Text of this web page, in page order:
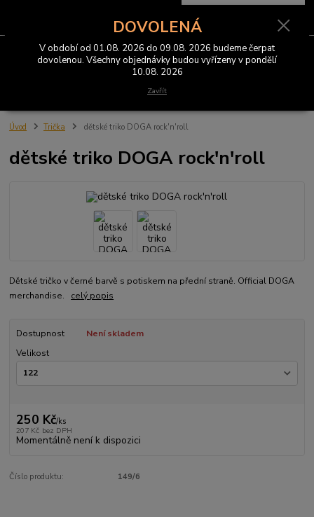
Menu
0 Kč
Úvod Trička dětské triko DOGA rock'n'roll
dětské triko DOGA rock'n'roll
Dětské tričko v černé barvě s potiskem na přední straně. Official DOGA
merchandise. celý popis
Dostupnost
Není skladem
Velikost
250 Kč/ks
207 Kč bez DPH
Momentálně není k dispozici
Číslo produktu: 149/6
DOVOLENÁ
V období od 01.08. 2026 do 09.08. 2026 budeme čerpat
dovolenou. Všechny objednávky budou vyřízeny v pondělí
10.08. 2026
Zavřít